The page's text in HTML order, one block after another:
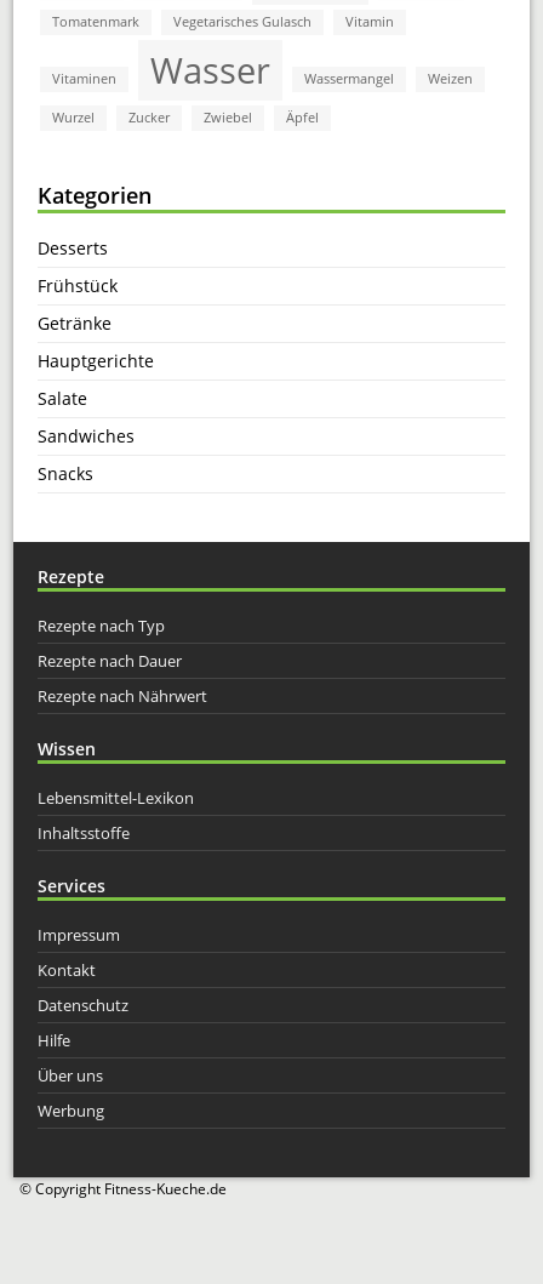
Tomatenmark Vegetarisches Gulasch Vitamin
Vitaminen Wasser Wassermangel Weizen
Wurzel Zucker Zwiebel Äpfel
Kategorien
Desserts
Frühstück
Getränke
Hauptgerichte
Salate
Sandwiches
Snacks
Rezepte
Rezepte nach Typ
Rezepte nach Dauer
Rezepte nach Nährwert
Wissen
Lebensmittel-Lexikon
Inhaltsstoffe
Services
Impressum
Kontakt
Datenschutz
Hilfe
Über uns
Werbung
© Copyright Fitness-Kueche.de